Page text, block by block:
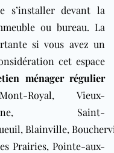
s’installer devant la
ou bureau. La
si vous avez un
cet espace
ménager régulier
Royal, Vieux-
, Saint-
, Blainville,
Prairies, Pointe-aux-